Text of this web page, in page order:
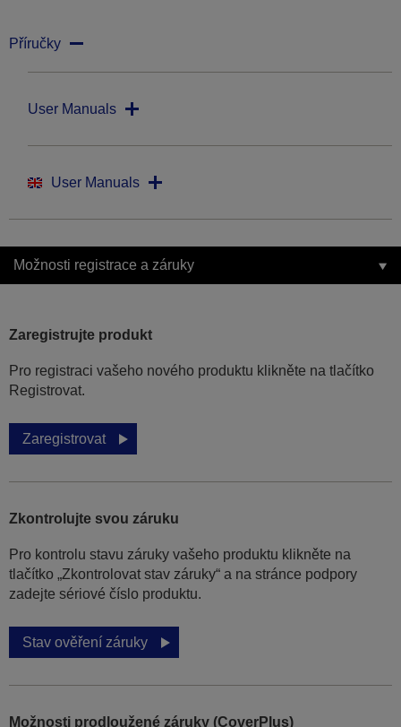
Příručky
User Manuals
User Manuals
Možnosti registrace a záruky
Zaregistrujte produkt
Pro registraci vašeho nového produktu klikněte na tlačítko
Registrovat.
Zaregistrovat
Zkontrolujte svou záruku
Pro kontrolu stavu záruky vašeho produktu klikněte na
tlačítko „Zkontrolovat stav záruky“ a na stránce podpory
zadejte sériové číslo produktu.
Stav ověření záruky
Možnosti prodloužené záruky (CoverPlus)